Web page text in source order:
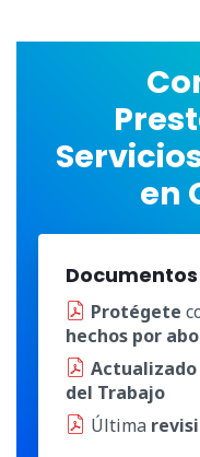
en
Protégete
hechos por
Actualizado
del Trabajo
Última